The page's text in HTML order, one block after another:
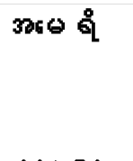
အမေရိ